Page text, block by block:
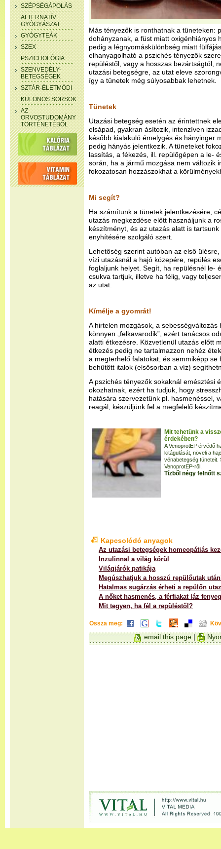
SZÉPSÉGÁPOLÁS
ALTERNATÍV
GYÓGYÁSZAT
GYÓGYTEÁK
SZEX
PSZICHOLÓGIA
SZENVEDÉLY-
BETEGSÉGEK
SZTÁR-ÉLETMÓDI
KÜLÖNÖS SORSOK
AZ
ORVOSTUDOMÁNY
TÖRTÉNETÉBŐL
Más tényezők is ronthatnak a tüneteken:
dohányzanak, a füst miatt oxigénhiányos
pedig a légnyomáskülönbség miatt
elhanyagolható a pszichés tényezők
repüléstől, vagy a hosszas bezártságtól,
utazási betegségre, az utat eleve
így a tünetek még súlyosabbak lehetnek.
Tünetek
Utazási betegség esetén az érintettnek
elsápad, gyakran ásítozik, intenzíven
később kialakuló émelygés és hányinger
pedig hányás jelentkezik. A tüneteket
lassítás, a fékezés, ill. repülőgépen a le-
során, ha a jármű mozgása nem változik
fokozatosan hozzászokhat a
Mi segít?
Ha számítunk a tünetek jelentkezésére,
utazás megkezdése előtt használjunk a
készítményt, és az utazás alatt is
enyhítésére szolgáló szert.
Lehetőség szerint autóban az első
vízi utazásnál a hajó közepére, repülés
foglaljunk helyet. Segít, ha repülésnél le-
csukva tartjuk, illetve ha félig, vagy
az utat.
Kímélje a gyomrát!
A hirtelen mozgások, a
könnyen „felkavarodik”, ezért tanácsos
alatti étkezésre. Közvetlenül utazás előtt
étkezés pedig ne tartalmazzon nehéz
a megterhelő falatokat, és semmiképp se
behűtött italok (elsősorban a víz)
A pszichés tényezők sokaknál emésztési
okozhatnak, ezért ha tudjuk, hogy
hatására szervezetünk pl. hasmenéssel,
reagál, készüljünk fel a megfelelő
Mit tehetünk a
érdekében?
A VenoprotEP érvédő
kitágulását, növeli a
vénabetegség tüneteit.
VenoprotEP-ről.
Tízből négy felnőtt
Kapcsolódó anyagok
Az utazási betegségek homeopátiás
Inzulinnal a világ körül
Világjárók patikája
Megúszhatjuk a hosszú repülőutak
Hatalmas sugárzás érheti a repülőn
A nőket hasmenés, a férfiakat láz
Mit tegyen, ha fél a repüléstől?
Ossza meg:
email this page |